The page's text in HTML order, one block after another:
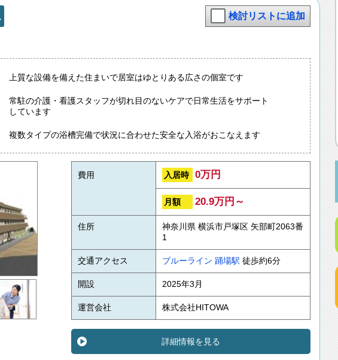
検討リストに追加
上質な設備を備えた住まいで居室はゆとりある広さの個室です
常駐の介護・看護スタッフが切れ目のないケアで日常生活をサポート
しています
複数タイプの浴槽完備で状況に合わせた安全な入浴がおこなえます
費用 入居時 0万円
月額 20.9万円～
住所
神奈川県 横浜市戸塚区 矢部町2063番
1
交通アクセス ブルーライン 踊場駅 徒歩約6分
開設 2025年3月
運営会社 株式会社HITOWA
詳細情報を見る